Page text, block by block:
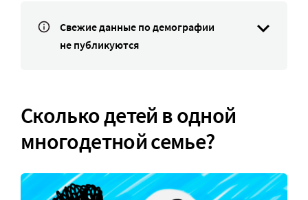
Свежие данные по демографии
не публикуются
Сколько детей в одной
многодетной семье?